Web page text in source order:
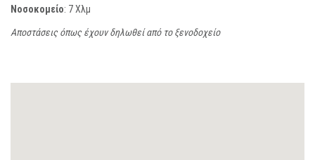
Νοσοκομείο: 7 Χλμ
Αποστάσεις όπως έχουν δηλωθεί από το ξενοδοχείο